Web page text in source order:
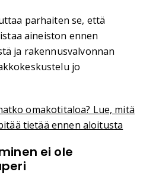
parhaiten se, että
aineiston ennen
ja rakennusvalvonnan
jo
omakotitaloa? Lue, mitä
tietää ennen aloitusta
ei ole